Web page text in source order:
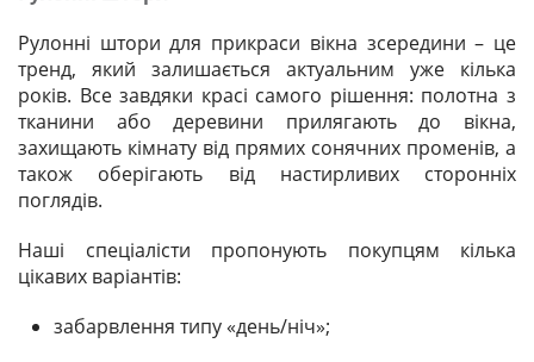
Рулонні штори для прикраси вікна зсередини – це
тренд, який залишається актуальним уже кілька
років. Все завдяки красі самого рішення: полотна з
тканини або деревини прилягають до вікна,
захищають кімнату від прямих сонячних променів, а
також оберігають від настирливих сторонніх
поглядів.
Наші спеціалісти пропонують покупцям кілька
цікавих варіантів:
забарвлення типу «день/ніч»;